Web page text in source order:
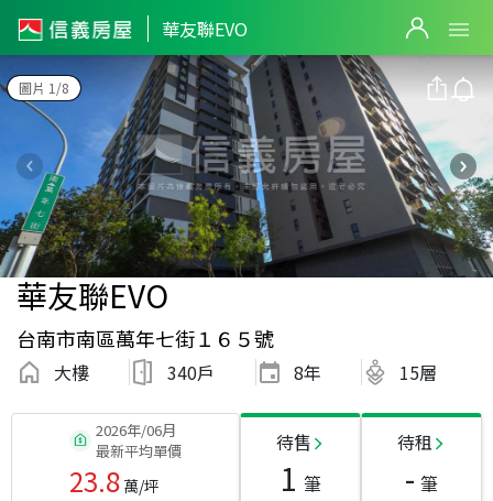
華友聯EVO
圖片 1/8
華友聯EVO
台南市南區萬年七街１６５號
大樓 340戶 8年 15層
2026年/06月
最新平均單價
23.8萬/坪
待售
1 筆
待租
- 筆